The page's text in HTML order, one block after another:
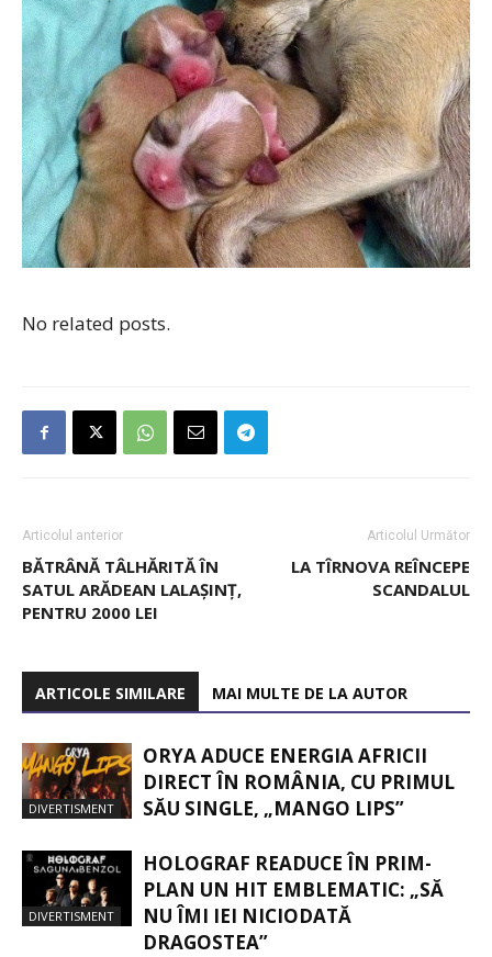
No related posts.
Articolul anterior
BĂTRÂNĂ TÂLHĂRITĂ ÎN
SATUL ARĂDEAN LALAȘINȚ,
PENTRU 2000 LEI
Articolul Următor
LA TÎRNOVA REÎNCEPE
SCANDALUL
ARTICOLE SIMILARE MAI MULTE DE LA AUTOR
DIVERTISMENT
ORYA ADUCE ENERGIA AFRICII
DIRECT ÎN ROMÂNIA, CU PRIMUL
SĂU SINGLE, „MANGO LIPS”
DIVERTISMENT
HOLOGRAF READUCE ÎN PRIM-
PLAN UN HIT EMBLEMATIC: „SĂ
NU ÎMI IEI NICIODATĂ
DRAGOSTEA”